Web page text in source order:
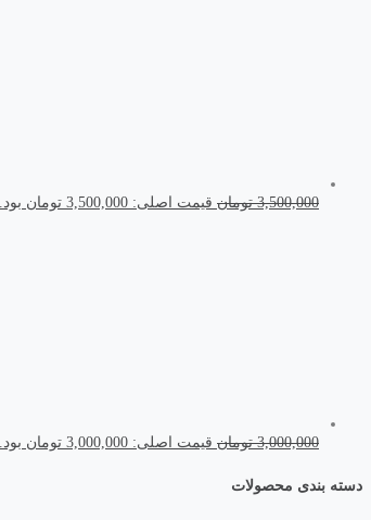
3,500,000 تومان قیمت اصلی: 3,500,000 تومان بود.
3,000,000 تومان قیمت اصلی: 3,000,000 تومان بود.
دسته بندی محصولات